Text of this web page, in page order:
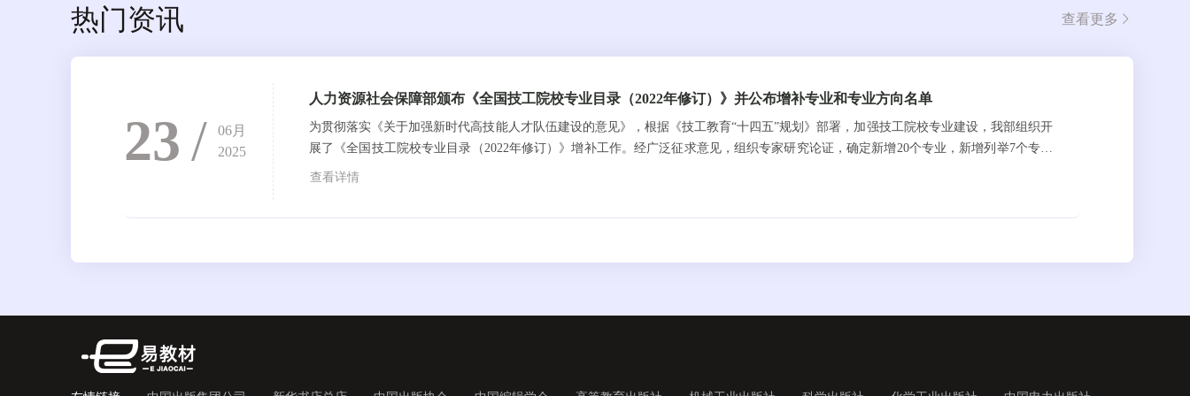
热门资讯 查看更多
23 /
06月
2025
人力资源社会保障部颁布《全国技工院校专业目录（2022年修订）》并公布增补专业和专业方向名单
为贯彻落实《关于加强新时代高技能人才队伍建设的意见》，根据《技工教育“十四五”规划》部署，加强技工院校专业建设，我部组织开
展了《全国技工院校专业目录（2022年修订）》增补工作。经广泛征求意见，组织专家研究论证，确定新增20个专业，新增列举7个专业
方向，现予公布。
查看详情